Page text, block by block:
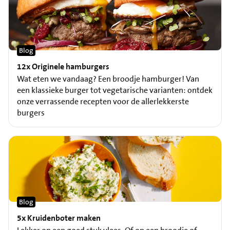
12x Originele hamburgers
Blog
Wat eten we vandaag? Een broodje hamburger! Van
een klassieke burger tot vegetarische varianten: ontdek
onze verrassende recepten voor de allerlekkerste
burgers
5x Kruidenboter maken
Blog